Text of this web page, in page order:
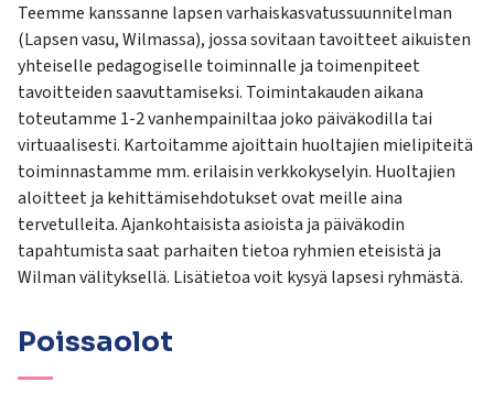
Teemme kanssanne lapsen varhaiskasvatussuunnitelman
(Lapsen vasu, Wilmassa), jossa sovitaan tavoitteet aikuisten
yhteiselle pedagogiselle toiminnalle ja toimenpiteet
tavoitteiden saavuttamiseksi. Toimintakauden aikana
toteutamme 1-2 vanhempainiltaa joko päiväkodilla tai
virtuaalisesti. Kartoitamme ajoittain huoltajien mielipiteitä
toiminnastamme mm. erilaisin verkkokyselyin. Huoltajien
aloitteet ja kehittämisehdotukset ovat meille aina
tervetulleita. Ajankohtaisista asioista ja päiväkodin
tapahtumista saat parhaiten tietoa ryhmien eteisistä ja
Wilman välityksellä. Lisätietoa voit kysyä lapsesi ryhmästä.
Poissaolot